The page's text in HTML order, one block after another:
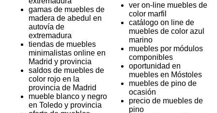
gamas de muebles de
madera de abedul en
autovía de
extremadura
tiendas de muebles
minimalistas online en
Madrid y provincia
saldos de muebles de
color rojo en la
provincia de Madrid
mueble blanco y negro
en Toledo y provincia
ver on-line muebles de
color marfil
catálogo on line de
muebles de color azul
marino
muebles por módulos
componibles
oportunidad en
muebles en Móstoles
muebles de pino de
ocasión
precio de muebles de
pino